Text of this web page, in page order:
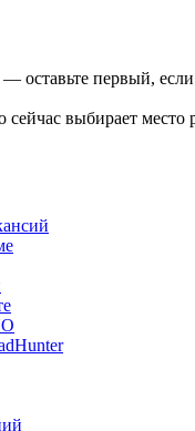
оставьте первый, если
сейчас выбирает место